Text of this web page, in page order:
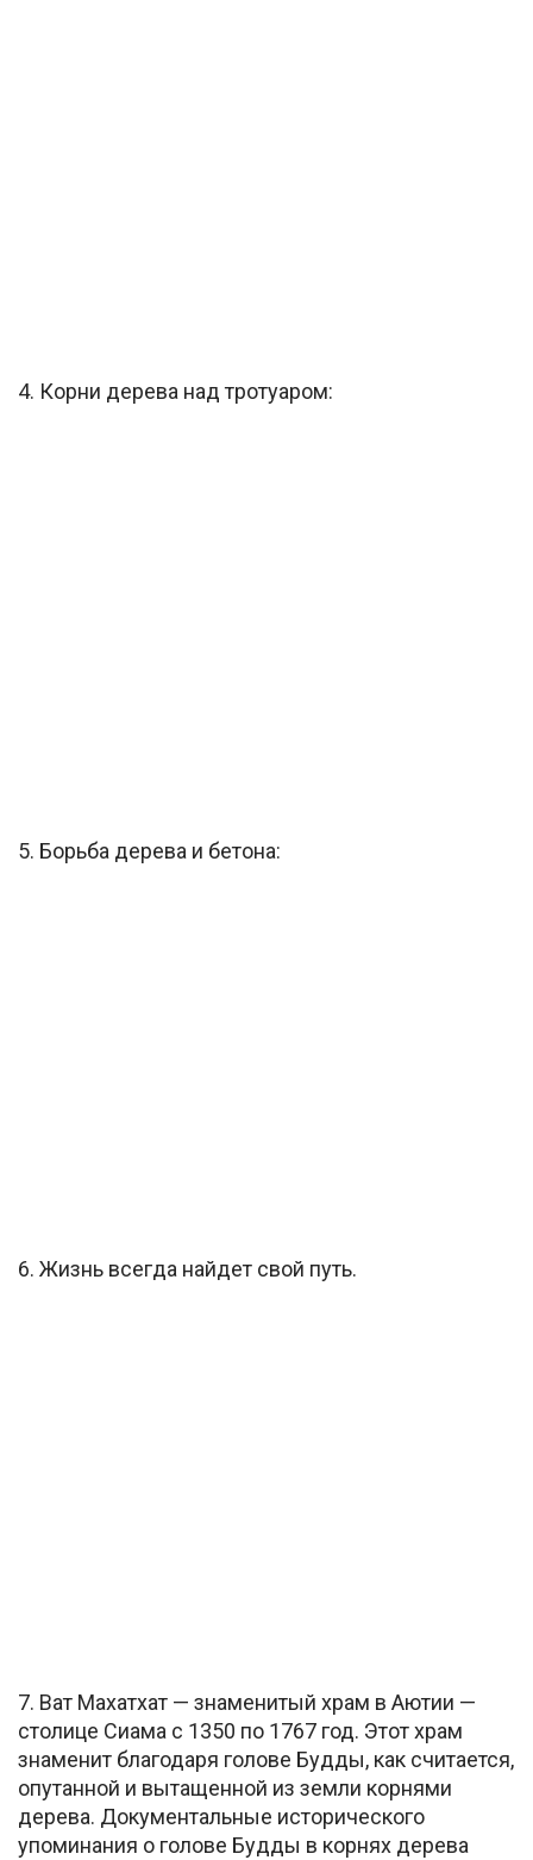
4. Корни дерева над тротуаром:
5. Борьба дерева и бетона:
6. Жизнь всегда найдет свой ​​путь.
7. Ват Махатхат — знаменитый храм в Аютии —
столице Сиама с 1350 по 1767 год. Этот храм
знаменит благодаря голове Будды, как считается,
опутанной и вытащенной из земли корнями
дерева. Документальные исторического
упоминания о голове Будды в корнях дерева